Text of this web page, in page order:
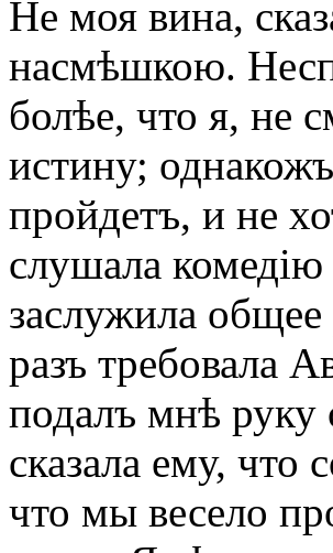
Не моя вина,
насмѣшкою.
болѣе, что я, не
истину;
пройдетъ, и не
слушала
заслужила общее
разъ требовала
подалъ мнѣ
сказала ему, что
что мы весело